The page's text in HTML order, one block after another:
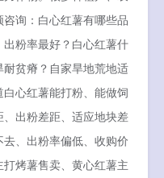
询：白心红薯有哪些品
粉率最好？白心红薯什
贫瘠？自家旱地荒地适
心红薯能打粉、能做饲
出粉差距、适应地块差
、出粉率偏低、收购价
烤薯售卖、黄心红薯主